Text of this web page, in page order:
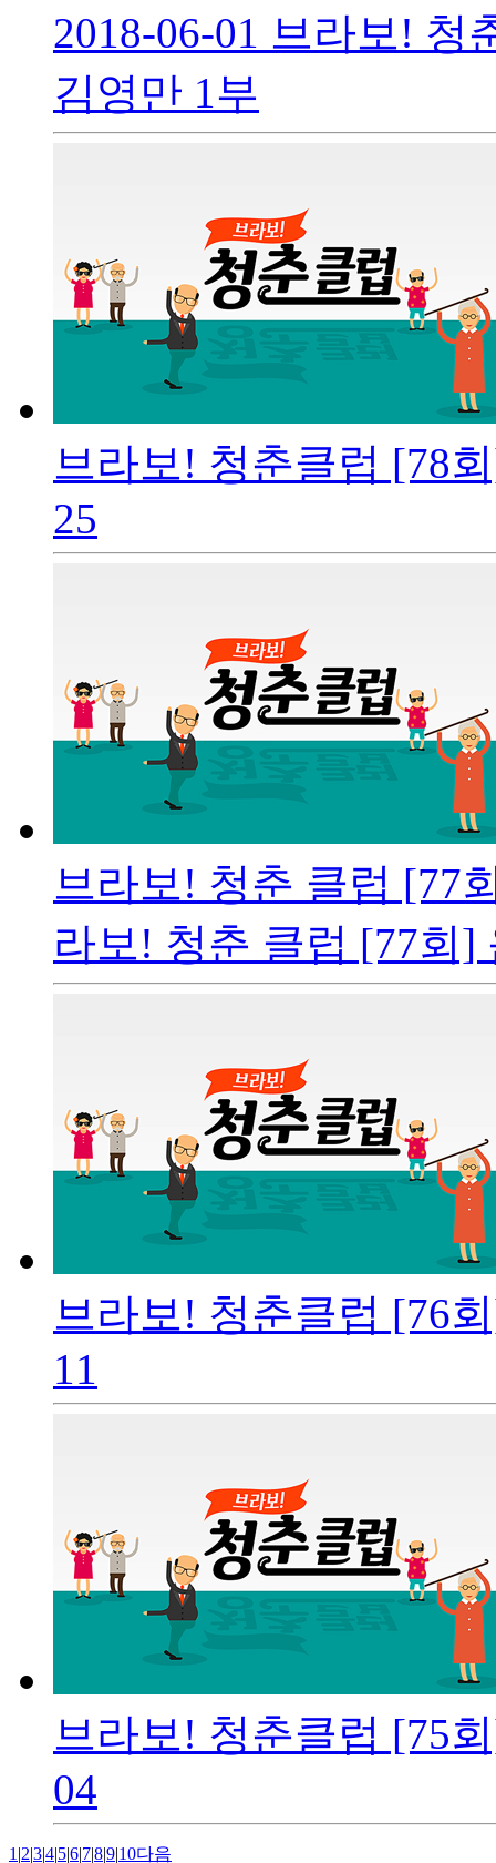
2018-06-01 브라보! 청
김영만 1부
브라보! 청춘클럽 [78
25
브라보! 청춘 클럽 [77
라보! 청춘 클럽 [77회]
브라보! 청춘클럽 [76
11
브라보! 청춘클럽 [75
04
1 |2|3|4|5|6|7|8|9|10다음